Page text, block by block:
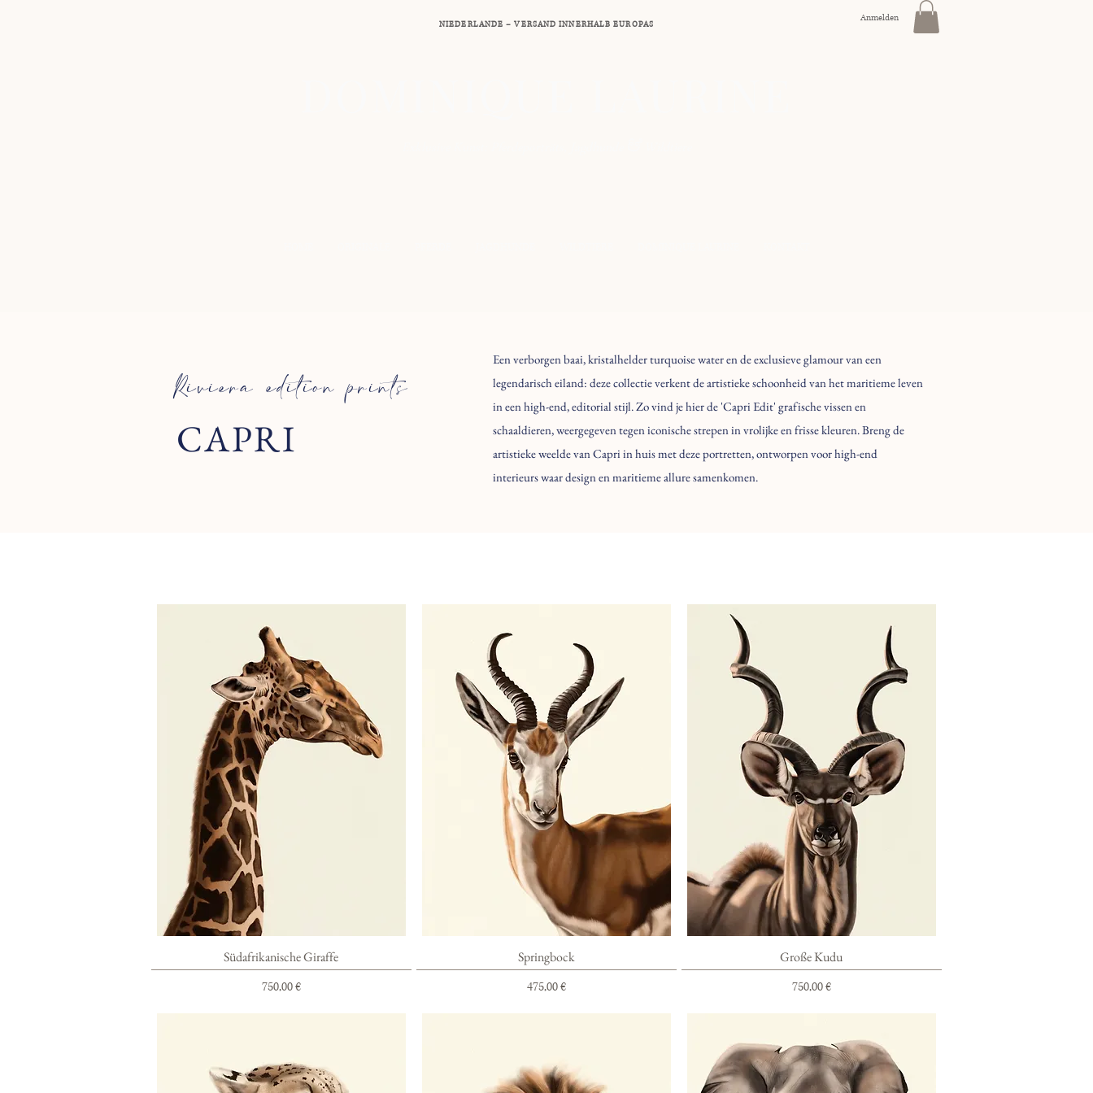
NIEDERLANDE – VERSAND INNERHALB EUROPAS
Anmelden
Riviera edition prints
CAPRI
Een verborgen baai, kristalhelder turquoise water en de exclusieve glamour van een
legendarisch eiland: deze collectie verkent de artistieke schoonheid van het maritieme leven
in een high-end, editorial stijl. Zo vind je hier de 'Capri Edit' grafische vissen en
schaaldieren, weergegeven tegen iconische strepen in vrolijke en frisse kleuren. Breng de
artistieke weelde van Capri in huis met deze portretten, ontworpen voor high-end
interieurs waar design en maritieme allure samenkomen.
Schnellansicht
Südafrikanische Giraffe
Preis
750,00 €
Schnellansicht
Springbock
Preis
475,00 €
Schnellansicht
Große Kudu
Preis
750,00 €